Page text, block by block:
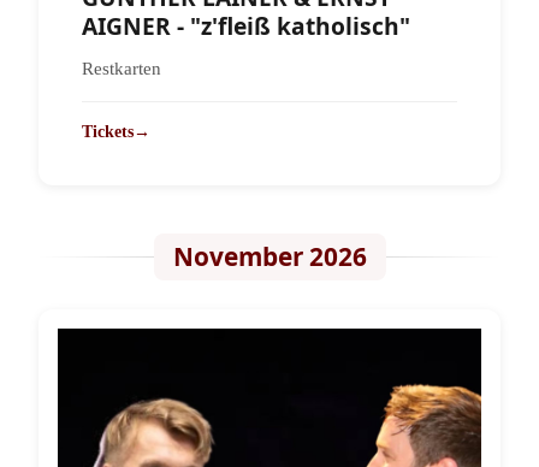
AIGNER - "z'fleiß katholisch"
Restkarten
Tickets→
November 2026